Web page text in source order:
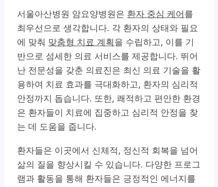
서울아산병원 암요양병원은 환자 중심 케어를
최우선으로 생각합니다. 각 환자의 상태와 필요
에 맞춰 맞춤형 치료 계획을 수립하고, 이를 기
반으로 섬세한 의료 서비스를 제공합니다. 뛰어
난 전문성을 갖춘 의료진은 최신 의료 기술을 활
용하여 치료 효과를 극대화하고, 환자의 심리적
안정까지 돕습니다. 또한, 쾌적하고 편안한 환경
은 환자들이 치료에 집중하고 심리적 안정을 찾
는 데 도움을 줍니다.
환자들은 이곳에서 신체적, 정신적 회복을 넘어
삶의 질을 향상시킬 수 있습니다. 다양한 프로그
램과 활동을 통해 환자들은 긍정적인 에너지를